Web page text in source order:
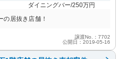
ダイニングバー/250万円
居抜き店舗！
譲渡No.：7702
公開日：2019-05-16